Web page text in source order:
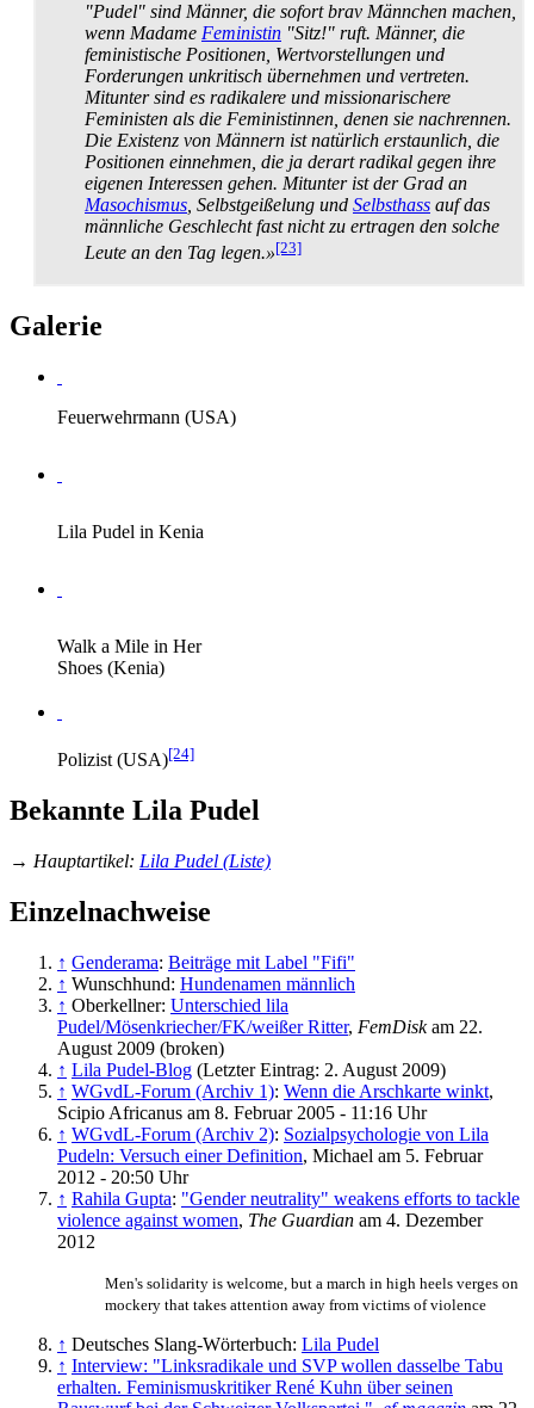
"Pudel" sind Männer, die sofort brav Männchen machen,
wenn Madame Feministin "Sitz!" ruft. Männer, die
feministische Positionen, Wert­vorstellungen und
Forderungen unkritisch übernehmen und vertreten.
Mitunter sind es radikalere und missionarischere
Feministen als die Feministinnen, denen sie nachrennen.
Die Existenz von Männern ist natürlich erstaunlich, die
Positionen einnehmen, die ja derart radikal gegen ihre
eigenen Interessen gehen. Mitunter ist der Grad an
Masochismus , Selbstgeißelung und Selbsthass auf das
männliche Geschlecht fast nicht zu ertragen den solche
Leute an den Tag legen.»[23]
Galerie
Feuerwehrmann (USA)
Lila Pudel in Kenia
Walk a Mile in Her
Shoes (Kenia)
Polizist (USA)[24]
Bekannte Lila Pudel
→ Hauptartikel: Lila Pudel (Liste)
Einzelnachweise
↑ Genderama: Beiträge mit Label "Fifi"
↑ Wunschhund: Hundenamen männlich
↑ Oberkellner: Unterschied lila
Pudel/Mösenkriecher/FK/weißer Ritter, FemDiskam 22.
August 2009 (broken)
↑ Lila Pudel-Blog (Letzter Eintrag: 2. August 2009)
↑ WGvdL-Forum (Archiv 1): Wenn die Arschkarte winkt,
Scipio Africanus am 8. Februar 2005 - 11:16 Uhr
↑ WGvdL-Forum (Archiv 2): Sozialpsychologie von Lila
Pudeln: Versuch einer Definition, Michael am 5. Februar
2012 - 20:50 Uhr
↑ Rahila Gupta: "Gender neutrality" weakens efforts to tackle
violence against women, The Guardian am 4. Dezember
2012
Men's solidarity is welcome, but a march in high heels verges on
mockery that takes attention away from victims of violence
↑ Deutsches Slang-Wörterbuch: Lila Pudel
↑ Interview: "Linksradikale und SVP wollen dasselbe Tabu
erhalten. Feminismuskritiker René Kuhn über seinen